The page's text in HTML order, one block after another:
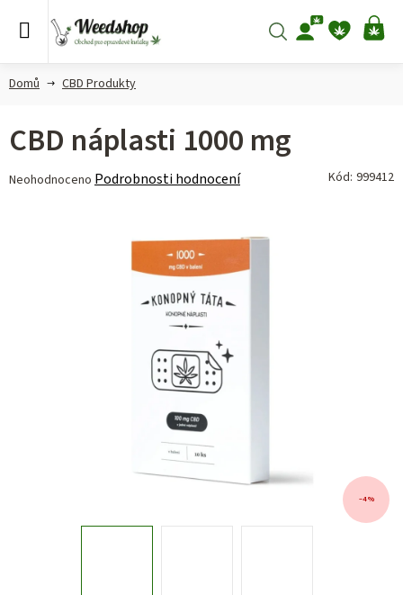
Hledat
Domů CBD Produkty
CBD náplasti 1000 mg
Průměrné
Neohodnoceno Podrobnosti hodnocení Kód: 999412
–4 %